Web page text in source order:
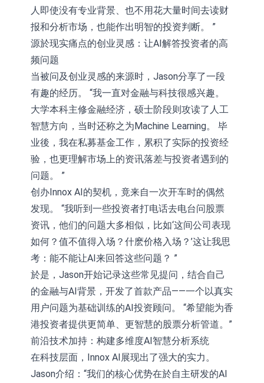
人即使没有专业背景、也不用花大量时间去读财
报和分析市场，也能作出明智的投资判断。 ”
源於现实痛点的创业灵感：让AI解答投资者的高
频问题
当被问及创业灵感的来源时，Jason分享了一段
有趣的经历。 “我一直对金融与科技很感兴趣。
大学本科主修金融经济，硕士阶段则攻读了人工
智慧方向，当时还称之为Machine Learning。 毕
业後，我在私募基金工作，累积了实际的投资经
验，也更理解市场上的资讯落差与投资者遇到的
问题。 ”
创办Innox AI的契机，竟来自一次开车时的偶然
发现。 “我听到一些投资者打电话去电台问股票
资讯，他们的问题大多相似，比如‘这间公司表现
如何？值不值得入场？什麽价格入场？’这让我思
考：能不能让AI来回答这些问题？ ”
於是，Jason开始记录这些常见提问，结合自己
的金融与AI背景，开发了首款产品——一个以真实
用户问题为基础训练的AI投资顾问。 “希望能为香
港投资者提供更简单、更智慧的股票分析管道。”
前沿技术加持：构建多维度AI智慧分析系统
在科技层面，Innox AI展现出了强大的实力。
Jason介绍：“我们的核心优势在於自主研发的AI